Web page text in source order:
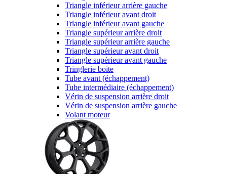
Triangle inférieur arrière gauche
Triangle inférieur avant droit
Triangle inférieur avant gauche
Triangle supérieur arrière droit
Triangle supérieur arrière gauche
Triangle supérieur avant droit
Triangle supérieur avant gauche
Tringlerie boite
Tube avant (échappement)
Tube intermédiaire (échappement)
Vérin de suspension arrière droit
Vérin de suspension arrière gauche
Volant moteur